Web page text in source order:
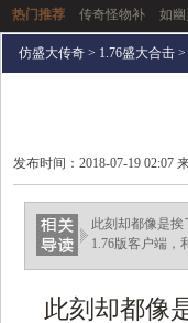
热门推荐
传奇怪物补 如幽
仿盛大传奇 > 1.76盛大合击 >
发布时间：2018-07-19 02:07
此刻却都像是
1.76版客户端，
此刻却都像